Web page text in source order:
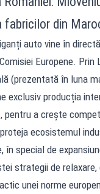
din
auto vine în
Europene. Prin
(prezentată în luna
exclusiv producția
pentru a crește
ecosistemul
în special de
strategii de
unei norme